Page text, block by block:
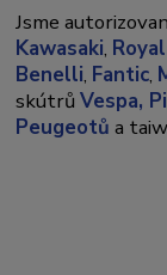
Jsme
Kawasaki,
Benelli, Fantic,
skútrůVespa,
Peugeotů a